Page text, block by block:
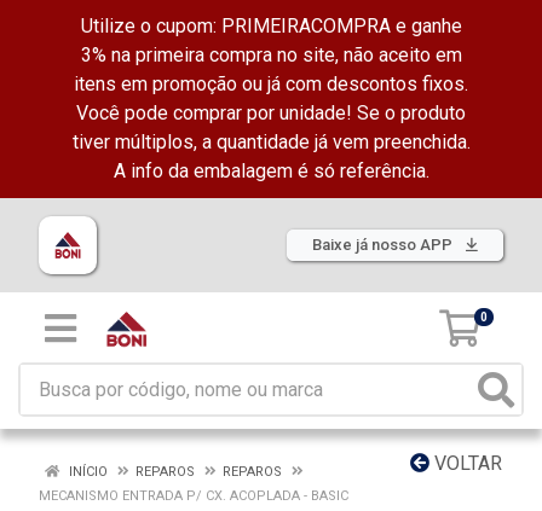
Utilize o cupom: PRIMEIRACOMPRA e ganhe
3% na primeira compra no site, não aceito em
itens em promoção ou já com descontos fixos.
Você pode comprar por unidade! Se o produto
tiver múltiplos, a quantidade já vem preenchida.
A info da embalagem é só referência.
Baixe já nosso APP
0
VOLTAR
INÍCIO REPAROS
REPAROS
MECANISMO ENTRADA P/ CX. ACOPLADA - BASIC